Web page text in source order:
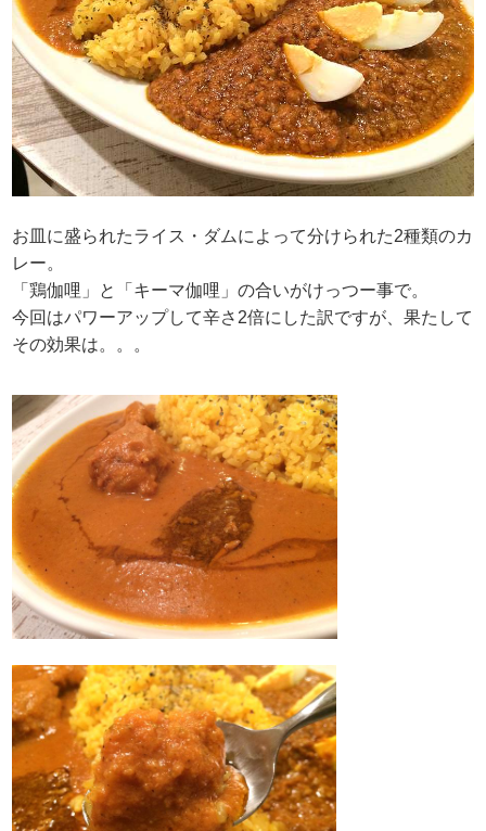
お皿に盛られたライス・ダムによって分けられた2種類のカ
レー。
「鶏伽哩」と「キーマ伽哩」の合いがけっつー事で。
今回はパワーアップして辛さ2倍にした訳ですが、果たして
その効果は。。。